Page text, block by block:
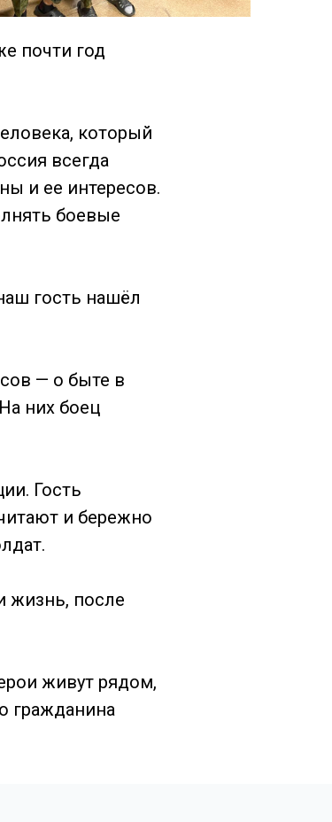
почти год
который
всегда
и ее интересов.
боевые
гость нашёл
— о быте в
них боец
Гость
и бережно
жизнь, после
живут рядом,
гражданина